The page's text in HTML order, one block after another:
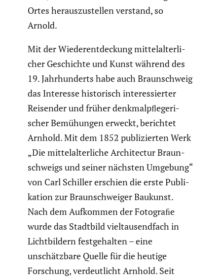
Ortes heraus­zu­stellen verstand, so
Arnold.
Mit der Wieder­ent­de­ckung mittel­al­ter­li­
cher Geschichte und Kunst während des
19. Jahrhun­derts habe auch Braun­schweig
das Interesse histo­risch inter­es­sierter
Reisender und früher denkmal­pﬂe­ge­ri­
scher Bemühungen erweckt, berichtet
Arnhold. Mit dem 1852 publi­zierten Werk
„Die mittel­al­ter­liche Archi­tectur Braun­
schweigs und seiner nächsten Umgebung“
von Carl Schiller erschien die erste Publi­
ka­tion zur Braun­schweiger Baukunst.
Nach dem Aufkommen der Fotograﬁe
wurde das Stadtbild vieltau­send­fach in
Licht­bil­dern festge­halten – eine
unschätz­bare Quelle für die heutige
Forschung, verdeut­licht Arnhold. Seit